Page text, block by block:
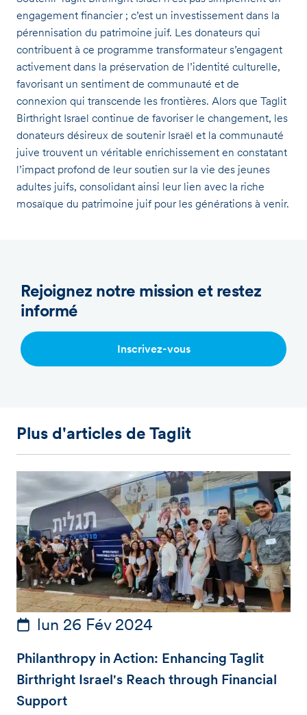
engagement financier ; c’est un investissement dans la
pérennisation du patrimoine juif. Les donateurs qui
contribuent à ce programme transformateur s’engagent
activement dans la préservation de l’identité culturelle,
favorisant un sentiment de communauté et de
connexion qui transcende les frontières. Alors que Taglit
Birthright Israel continue de favoriser le changement, les
donateurs désireux de soutenir Israël et la communauté
juive trouvent un véritable enrichissement en constatant
l’impact profond de leur soutien sur la vie des jeunes
adultes juifs, consolidant ainsi leur lien avec la riche
mosaïque du patrimoine juif pour les générations à venir.
Plus d'articles de Taglit
lun 26 Fév 2024
Philanthropy in Action: Enhancing Taglit
Birthright Israel's Reach through Financial
Support
Rejoignez notre mission et restez
informé
Inscrivez-vous